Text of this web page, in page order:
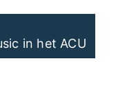
in het ACU